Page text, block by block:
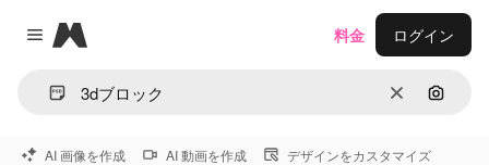
Close menu
Magnific
消去 画像で
料金 ログイン
AI 画像を作成 AI 動画を作成 デザインをカスタマイズ